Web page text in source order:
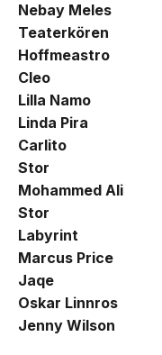
Nebay Meles
Teaterkören
Hoffmeastro
Cleo
Lilla Namo
Linda Pira
Carlito
Stor
Mohammed Ali
Stor
Labyrint
Marcus Price
Jaqe
Oskar Linnros
Jenny Wilson